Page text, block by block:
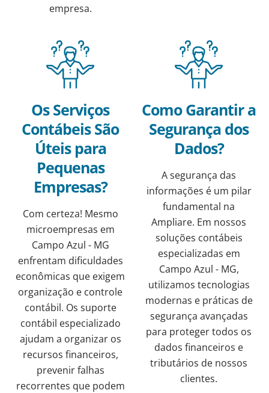
empresa.
Os Serviços
Contábeis São
Úteis para
Pequenas
Empresas?
Com certeza! Mesmo
microempresas em
Campo Azul - MG
enfrentam dificuldades
econômicas que exigem
organização e controle
contábil. Os suporte
contábil especializado
ajudam a organizar os
recursos financeiros,
prevenir falhas
recorrentes que podem
Como Garantir a
Segurança dos
Dados?
A segurança das
informações é um pilar
fundamental na
Ampliare. Em nossos
soluções contábeis
especializadas em
Campo Azul - MG,
utilizamos tecnologias
modernas e práticas de
segurança avançadas
para proteger todos os
dados financeiros e
tributários de nossos
clientes.